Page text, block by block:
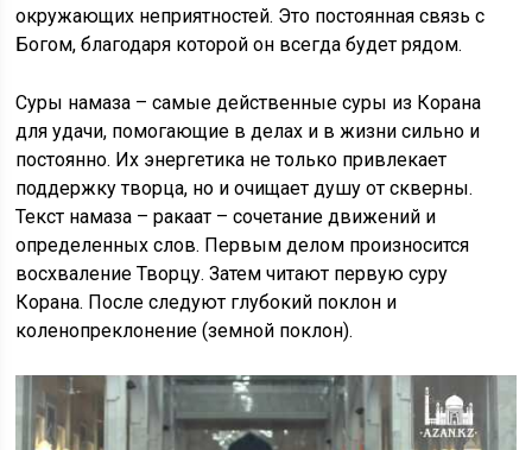
окружающих неприятностей. Это постоянная связь с
Богом, благодаря которой он всегда будет рядом.
Суры намаза – самые действенные суры из Корана
для удачи, помогающие в делах и в жизни сильно и
постоянно. Их энергетика не только привлекает
поддержку творца, но и очищает душу от скверны.
Текст намаза – ракаат – сочетание движений и
определенных слов. Первым делом произносится
восхваление Творцу. Затем читают первую суру
Корана. После следуют глубокий поклон и
коленопреклонение (земной поклон).